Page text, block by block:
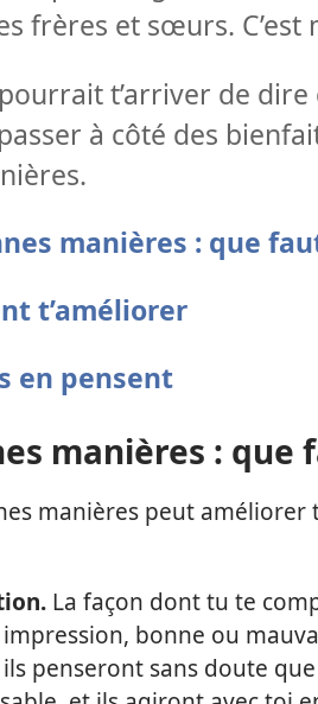
frères et sœurs. C’est
t’arriver de dire
à côté des
manières : que
t’améliorer
en pensent
manières : que
manières peut
La façon dont tu te
bonne ou
penseront sans doute